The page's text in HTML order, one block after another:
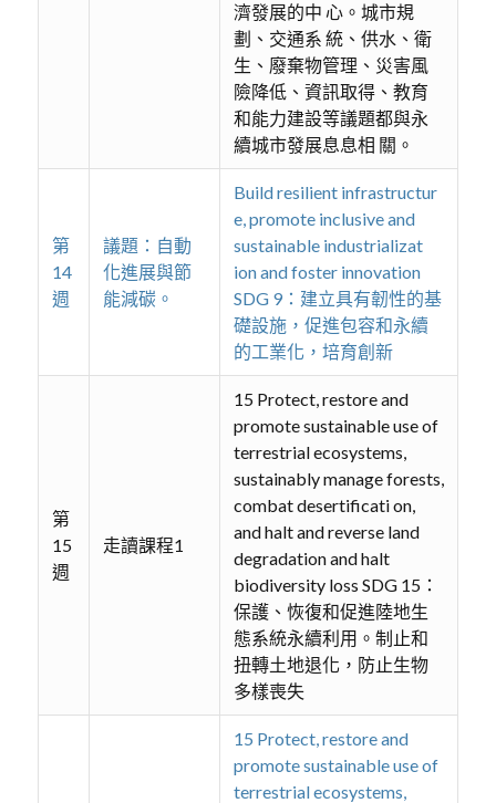
濟發展的中 心。城市規
劃、交通系 統、供水、衛
生、廢棄物管理、災害風
險降低、資訊取得、教育
和能力建設等議題都與永
續城市發展息息相 關。
第
14
週
議題：自動
化進展與節
能減碳。
Build resilient infrastructur
e, promote inclusive and
sustainable industrializat
ion and foster innovation
SDG 9：建立具有韌性的基
礎設施，促進包容和永續
的工業化，培育創新
第
15
週
走讀課程1
15 Protect, restore and
promote sustainable use of
terrestrial ecosystems,
sustainably manage forests,
combat desertificati on,
and halt and reverse land
degradation and halt
biodiversity loss SDG 15：
保護、恢復和促進陸地生
態系統永續利用。制止和
扭轉土地退化，防止生物
多樣喪失
15 Protect, restore and
promote sustainable use of
terrestrial ecosystems,